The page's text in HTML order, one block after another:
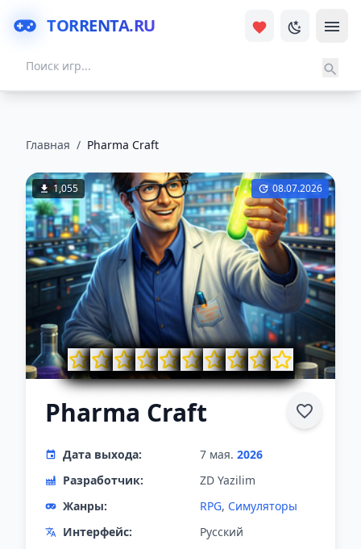
TORRENTA.RU
Главная / Pharma Craft
1,055 08.07.2026
Pharma Craft
Дата выхода: 7 мая. 2026
Разработчик:
ZD Yazilim
Жанры:
RPG, Симуляторы
Интерфейс:
Русский